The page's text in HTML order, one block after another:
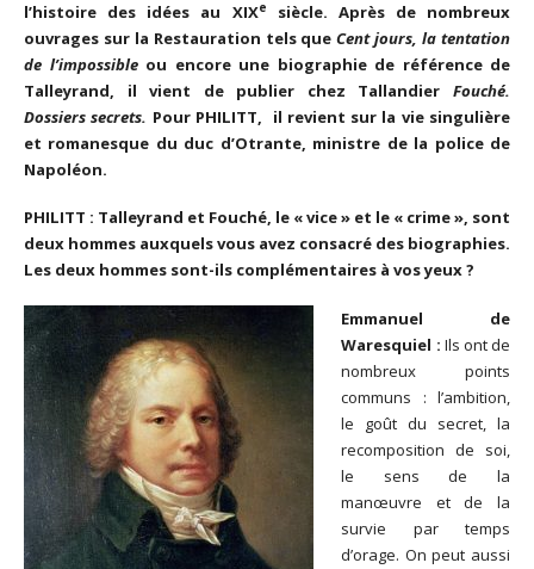
l’histoire des idées au XIXe
siècle. Après de nombreux
ouvrages sur la Restauration tels queCent jours,la tentation
de l’impossibleou encore une biographie de référence de
Talleyrand, il vient de publier chez Tallandier Fouché.
Dossiers secrets. Pour PHILITT, il revient sur la vie singulière
et romanesque du duc d’Otrante, ministre de la police de
Napoléon.
PHILITT : Talleyrand et Fouché, le « vice » et le « crime », sont
deux hommes auxquels vous avez consacré des biographies.
Les deux hommes sont-ils complémentaires à vos yeux ?
Emmanuel de
Waresquiel : Ils ont de
nombreux points
communs : l’ambition,
le goût du secret, la
recomposition de soi,
le sens de la
manœuvre et de la
survie par temps
d’orage. On peut aussi